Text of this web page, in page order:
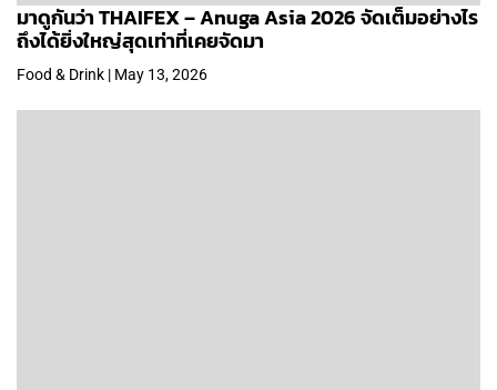
มาดูกันว่า THAIFEX – Anuga Asia 2026 จัดเต็มอย่างไร
ถึงได้ยิ่งใหญ่สุดเท่าที่เคยจัดมา
Food & Drink | May 13, 2026